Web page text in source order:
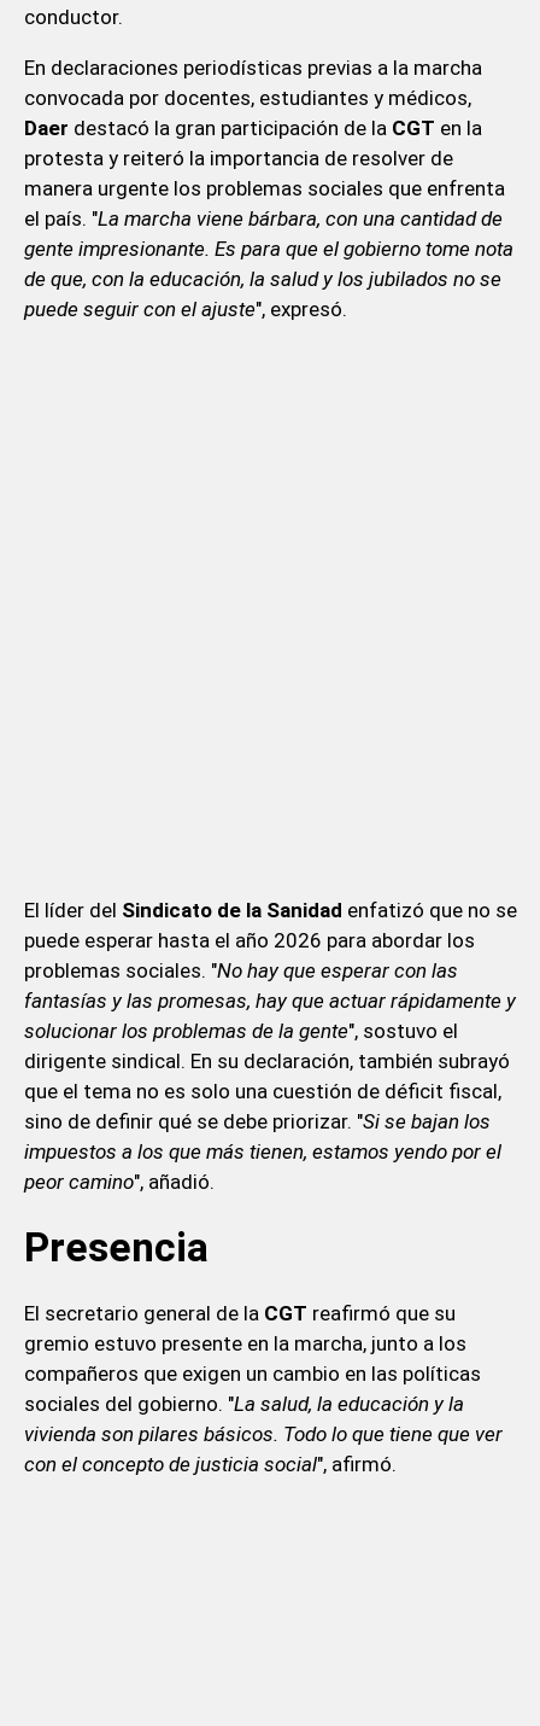
conductor.
En declaraciones periodísticas previas a la marcha
convocada por docentes, estudiantes y médicos,
Daer destacó la gran participación de la CGT en la
protesta y reiteró la importancia de resolver de
manera urgente los problemas sociales que enfrenta
el país. "La marcha viene bárbara, con una cantidad de
gente impresionante. Es para que el gobierno tome nota
de que, con la educación, la salud y los jubilados no se
puede seguir con el ajuste", expresó.
El líder del Sindicato de la Sanidad enfatizó que no se
puede esperar hasta el año 2026 para abordar los
problemas sociales. "No hay que esperar con las
fantasías y las promesas, hay que actuar rápidamente y
solucionar los problemas de la gente", sostuvo el
dirigente sindical. En su declaración, también subrayó
que el tema no es solo una cuestión de déficit fiscal,
sino de definir qué se debe priorizar. "Si se bajan los
impuestos a los que más tienen, estamos yendo por el
peor camino", añadió.
Presencia
El secretario general de la CGT reafirmó que su
gremio estuvo presente en la marcha, junto a los
compañeros que exigen un cambio en las políticas
sociales del gobierno. "La salud, la educación y la
vivienda son pilares básicos. Todo lo que tiene que ver
con el concepto de justicia social", afirmó.